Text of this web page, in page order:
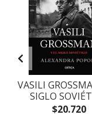
VASILI
SIGLO
$20.720